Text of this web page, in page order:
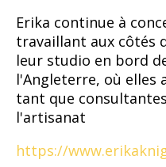
Erika continue à
travaillant aux côtés
leur studio en bord
l'Angleterre, où elles
tant que
l'artisanat
https://